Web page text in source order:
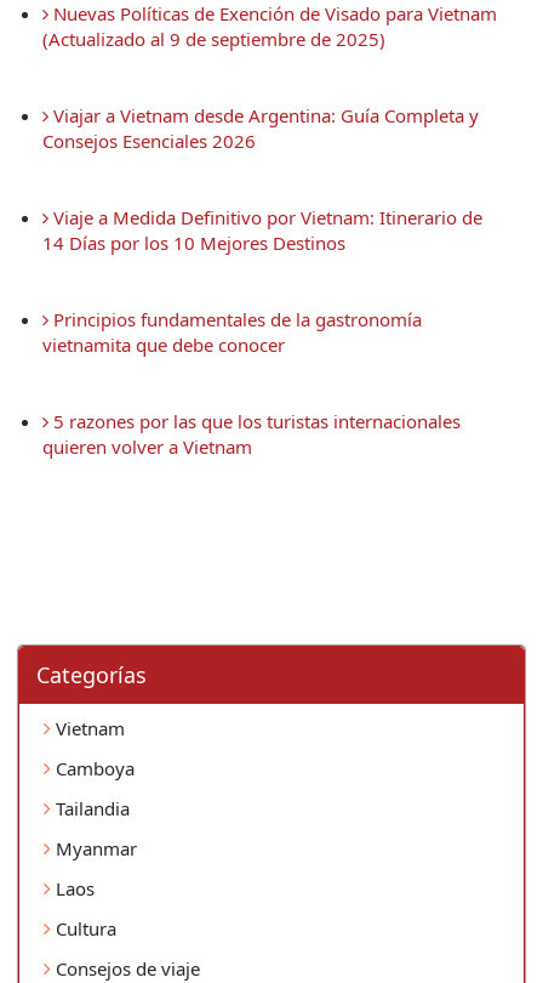
Nuevas Políticas de Exención de Visado para Vietnam
(Actualizado al 9 de septiembre de 2025)
Viajar a Vietnam desde Argentina: Guía Completa y
Consejos Esenciales 2026
Viaje a Medida Definitivo por Vietnam: Itinerario de
14 Días por los 10 Mejores Destinos
Principios fundamentales de la gastronomía
vietnamita que debe conocer
5 razones por las que los turistas internacionales
quieren volver a Vietnam
Categorí­as
Vietnam
Camboya
Tailandia
Myanmar
Laos
Cultura
Consejos de viaje